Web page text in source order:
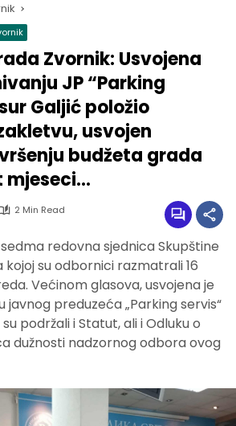
Zvornik: Usvojena
JP “Parking
Galjić položio
usvojen
budžeta grada
mjeseci…
2 Min Read
redovna sjednica Skupštine
su odbornici razmatrali 16
Većinom glasova, usvojena je
javnog preduzeća „Parking servis“
podržali i Statut, ali i Odluku o
dužnosti nadzornog odbora ovog